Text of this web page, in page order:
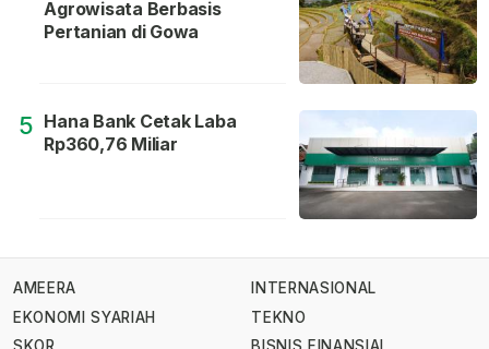
Agrowisata Berbasis
Pertanian di Gowa
5 Hana Bank Cetak Laba
Rp360,76 Miliar
AMEERA
EKONOMI SYARIAH
INTERNASIONAL
TEKNO